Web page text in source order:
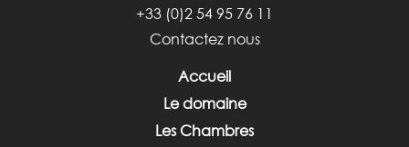
+33 (0)2 54 95 76 11
Contactez nous
Accueil
Le domaine
Les Chambres